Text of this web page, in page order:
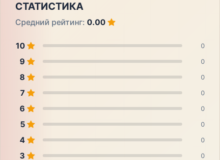
СТАТИСТИКА
Средний рейтинг: 0.00
10 0
9 0
8 0
7 0
6 0
5 0
4 0
3 0